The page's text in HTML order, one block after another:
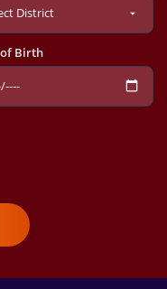
Birth